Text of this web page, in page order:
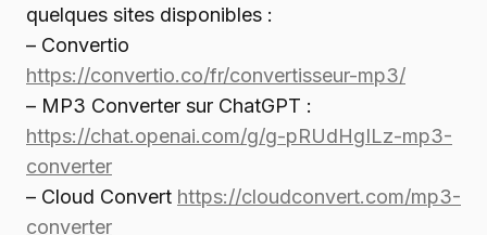
quelques sites disponibles :
– Convertio
https://convertio.co/fr/convertisseur-mp3/
– MP3 Converter sur ChatGPT :
https://chat.openai.com/g/g-pRUdHgILz-mp3-
converter
– Cloud Convert https://cloudconvert.com/mp3-
converter